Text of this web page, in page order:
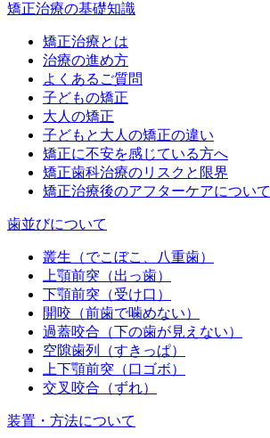
矯正治療の基礎知識
矯正治療とは
治療の進め方
よくあるご質問
子どもの矯正
大人の矯正
子どもと大人の矯正の違い
矯正に不安を感じている方へ
矯正歯科治療のリスクと限界
矯正治療後のアフターケアについて
歯並びについて
叢生（でこぼこ、八重歯）
上顎前突（出っ歯）
下顎前突（受け口）
開咬（前歯で噛めない）
過蓋咬合（下の歯が見えない）
空隙歯列（すきっぱ）
上下顎前突（口ゴボ）
交叉咬合（ずれ）
装置・方法について